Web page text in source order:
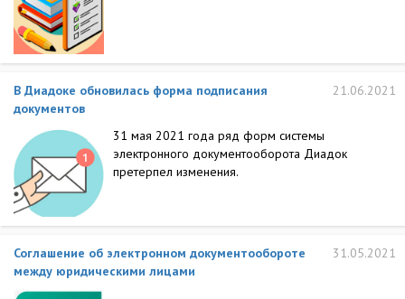
21.06.2021
В Диадоке обновилась форма подписания
документов
31 мая 2021 года ряд форм системы
электронного документооборота Диадок
претерпел изменения.
31.05.2021
Соглашение об электронном документообороте
между юридическими лицами